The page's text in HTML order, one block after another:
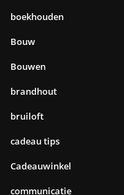
boekhouden
Bouw
Bouwen
brandhout
bruiloft
cadeau tips
Cadeauwinkel
communicatie